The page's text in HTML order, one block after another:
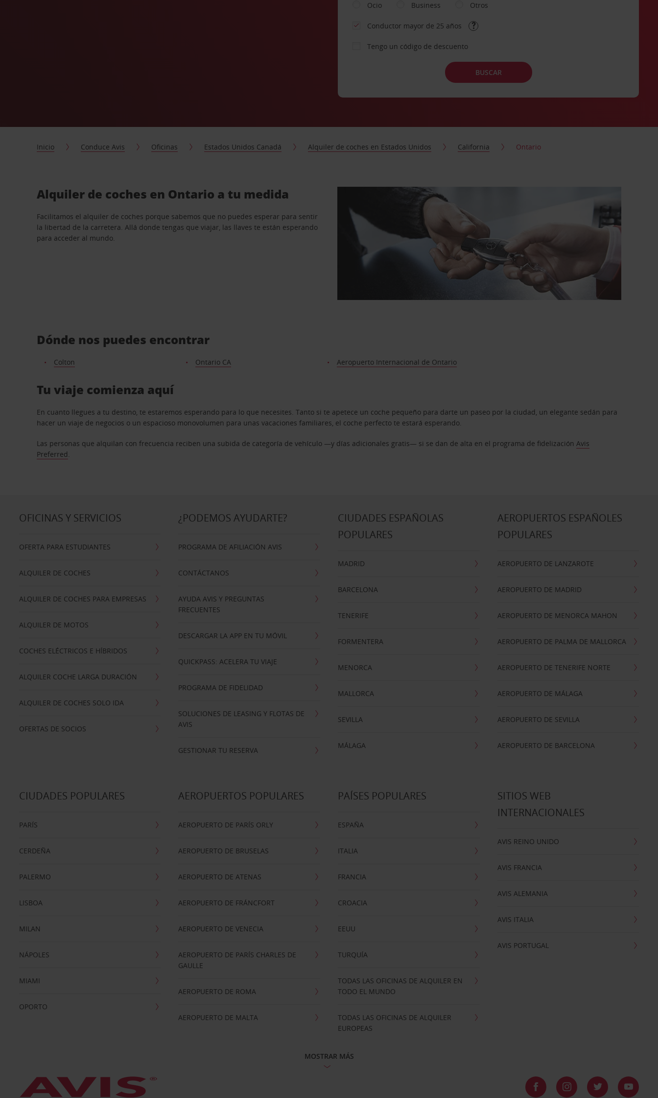
Ocio
Business Otros
Conductor mayor de 25 años
Tengo un código de descuento
BUSCAR
Inicio Conduce Avis Oficinas Estados Unidos Canadá Alquiler de coches en Estados Unidos California Ontario
Alquiler de coches en Ontario a tu medida
Facilitamos el alquiler de coches porque sabemos que no puedes esperar para sentir
la libertad de la carretera. Allá donde tengas que viajar, las llaves te están esperando
para acceder al mundo.
Dónde nos puedes encontrar
Colton Ontario CA Aeropuerto Internacional de Ontario
Tu viaje comienza aquí
En cuanto llegues a tu destino, te estaremos esperando para lo que necesites. Tanto si te apetece un coche pequeño para darte un paseo por la ciudad, un elegante sedán para
hacer un viaje de negocios o un espacioso monovolumen para unas vacaciones familiares, el coche perfecto te estará esperando.
Las personas que alquilan con frecuencia reciben una subida de categoría de vehículo —y días adicionales gratis— si se dan de alta en el programa de fidelizaciónAvis
Preferred.
OFICINAS Y SERVICIOS
OFERTA PARA ESTUDIANTES
ALQUILER DE COCHES
ALQUILER DE COCHES PARA EMPRESAS
ALQUILER DE MOTOS
COCHES ELÉCTRICOS E HÍBRIDOS
ALQUILER COCHE LARGA DURACIÓN
ALQUILER DE COCHES SOLO IDA
OFERTAS DE SOCIOS
¿PODEMOS AYUDARTE?
PROGRAMA DE AFILIACIÓN AVIS
CONTÁCTANOS
AYUDA AVIS Y PREGUNTAS
FRECUENTES
DESCARGAR LA APP EN TU MÓVIL
QUICKPASS: ACELERA TU VIAJE
PROGRAMA DE FIDELIDAD
SOLUCIONES DE LEASING Y FLOTAS DE
AVIS
GESTIONAR TU RESERVA
CIUDADES ESPAÑOLAS
POPULARES
MADRID
BARCELONA
TENERIFE
FORMENTERA
MENORCA
MALLORCA
SEVILLA
MÁLAGA
AEROPUERTOS ESPAÑOLES
POPULARES
AEROPUERTO DE LANZAROTE
AEROPUERTO DE MADRID
AEROPUERTO DE MENORCA MAHON
AEROPUERTO DE PALMA DE MALLORCA
AEROPUERTO DE TENERIFE NORTE
AEROPUERTO DE MÁLAGA
AEROPUERTO DE SEVILLA
AEROPUERTO DE BARCELONA
CIUDADES POPULARES
PARÍS
CERDEÑA
PALERMO
LISBOA
MILAN
NÁPOLES
MIAMI
OPORTO
AEROPUERTOS POPULARES
AEROPUERTO DE PARÍS ORLY
AEROPUERTO DE BRUSELAS
AEROPUERTO DE ATENAS
AEROPUERTO DE FRÁNCFORT
AEROPUERTO DE VENECIA
AEROPUERTO DE PARÍS CHARLES DE
GAULLE
AEROPUERTO DE ROMA
AEROPUERTO DE MALTA
PAÍSES POPULARES
ESPAÑA
ITALIA
FRANCIA
CROACIA
EEUU
TURQUÍA
TODAS LAS OFICINAS DE ALQUILER EN
TODO EL MUNDO
TODAS LAS OFICINAS DE ALQUILER
EUROPEAS
SITIOS WEB
INTERNACIONALES
AVIS REINO UNIDO
AVIS FRANCIA
AVIS ALEMANIA
AVIS ITALIA
AVIS PORTUGAL
MOSTRAR MÁS